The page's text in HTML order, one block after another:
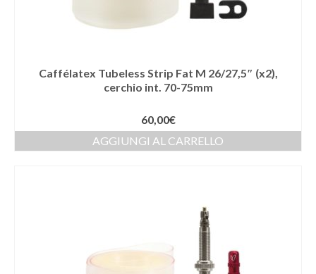
Caffélatex Tubeless Strip Fat M 26/27,5″ (x2),
cerchio int. 70-75mm
60,00€
AGGIUNGI AL CARRELLO